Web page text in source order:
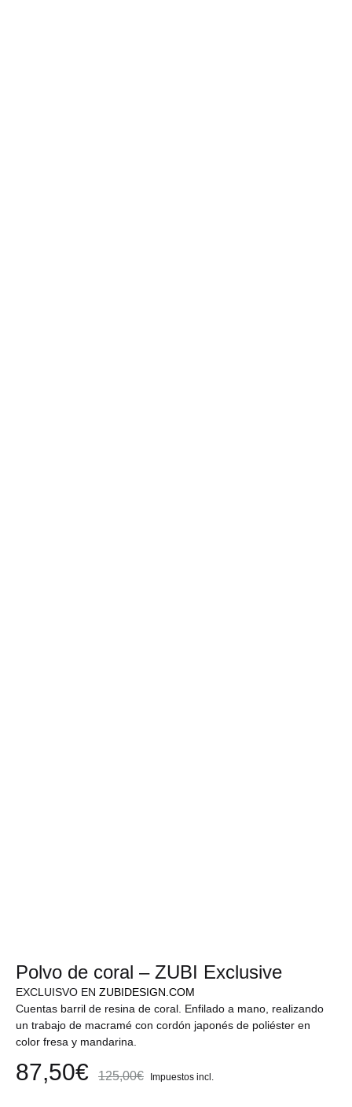
Polvo de coral – ZUBI Exclusive
EXCLUISVO EN ZUBIDESIGN.COM
Cuentas barril de resina de coral. Enfilado a mano, realizando
un trabajo de macramé con cordón japonés de poliéster en
color fresa y mandarina.
87,50€ 125,00€ Impuestos incl.